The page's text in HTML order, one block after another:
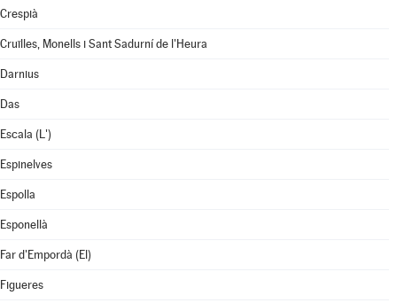
Crespià
Cruïlles, Monells i Sant Sadurní de l'Heura
Darnius
Das
Escala (L')
Espinelves
Espolla
Esponellà
Far d'Empordà (El)
Figueres